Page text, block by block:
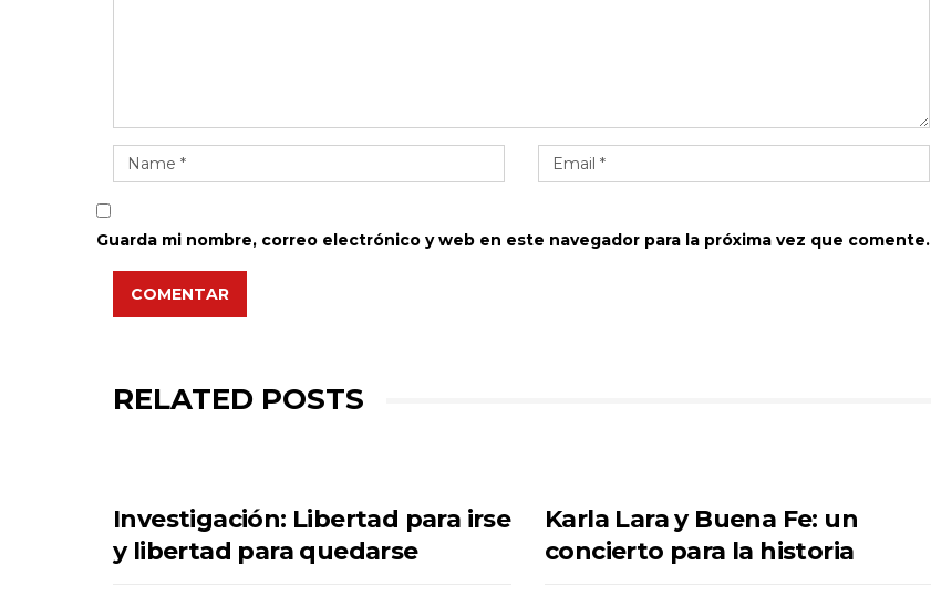
Guarda mi nombre, correo electrónico y web en este navegador para la próxima vez que comente.
COMENTAR
RELATED POSTS
Investigación: Libertad para irse
y libertad para quedarse
Karla Lara y Buena Fe: un
concierto para la historia